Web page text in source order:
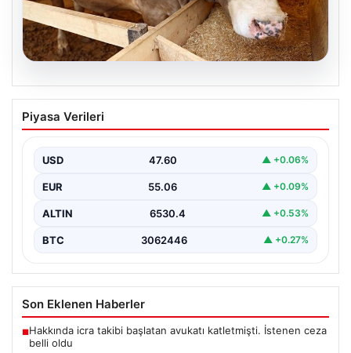
Kurbanlık fiyatları il il sorgulama ekranı
2026: Büyükbaş ve küçükbaş canlı kilo
ve tüm illerin kurbanlık fiyatları
{“title”: “2026 Yılı Kurbanlık Fiyatları ve İl İl Detaylar”,
“content”: “ 2026 yılı yaklaşırken,…
Piyasa Verileri
USD 47.60 ▲ +0.06%
EUR 55.06 ▲ +0.09%
ALTIN 6530.4 ▲ +0.53%
BTC 3062446 ▲ +0.27%
Son Eklenen Haberler
■Hakkında icra takibi başlatan avukatı katletmişti. İstenen ceza
belli oldu